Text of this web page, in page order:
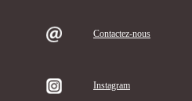
Contactez-nous
Instagram